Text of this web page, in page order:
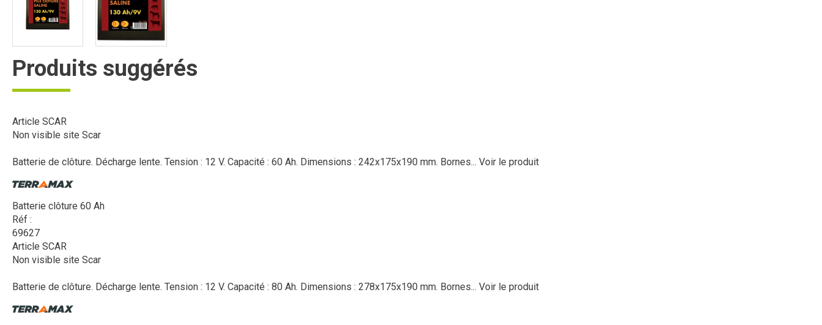
Produits suggérés
Article SCAR
Non visible site Scar
Batterie de clôture. Décharge lente. Tension : 12 V. Capacité : 60 Ah. Dimensions : 242x175x190 mm. Bornes... Voir le produit
Batterie clôture 60 Ah
Réf :
69627
Article SCAR
Non visible site Scar
Batterie de clôture. Décharge lente. Tension : 12 V. Capacité : 80 Ah. Dimensions : 278x175x190 mm. Bornes... Voir le produit